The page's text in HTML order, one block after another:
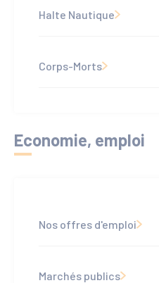
Halte Nautique
Corps-Morts
Economie, emploi
Nos offres d'emploi
Marchés publics